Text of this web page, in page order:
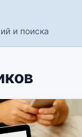
и поиска